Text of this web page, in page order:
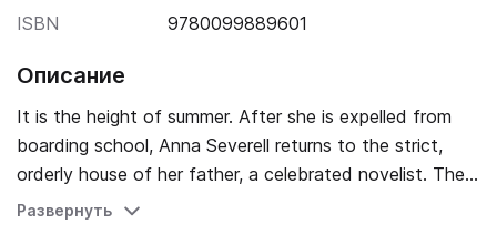
ISBN 9780099889601
Описание
It is the height of summer. After she is expelled from
boarding school, Anna Severell returns to the strict,
orderly house of her father, a celebrated novelist. The
family is soon joined by Oliver Canning, a talented
Развернуть